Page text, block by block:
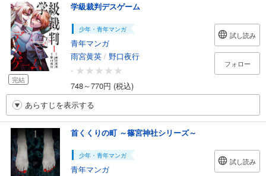
完結
学級裁判デスゲーム
少年・青年マンガ
青年マンガ
雨宮黄英 / 野口夜行
-
748～770円 (税込)
試し読み
フォロー
あらすじを表示する
首くくりの町 ～篠宮神社シリーズ～
少年・青年マンガ
青年マンガ
試し読み